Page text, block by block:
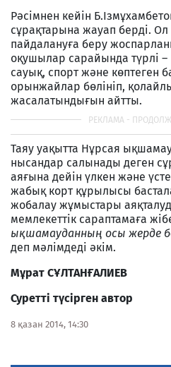
Рәсімнен кейін
сұрақтарына жауап берді.
пайдалануға беру
оқушылар сарайында түрлі –
сауық, спорт және көптеген
орынжайлар бөлініп,
жасалатындығын айтты.
Таяу уақытта Нұрсая
нысандар салынады деген
аяғына дейін үлкен және
жабық корт құрылысы
жобалау жұмыстары
мемлекеттік сараптамаға
ықшамауданның осы жерде
деп мәлімдеді әкім.
Мұрат СҰЛТАНҒАЛИЕВ
Суретті түсірген автор
8 қазан 2014, 14:30